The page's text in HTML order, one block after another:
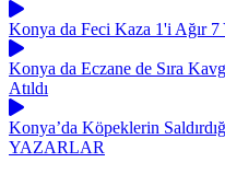
Konya da Feci Kaza 1'i Ağır 7
Konya da Eczane de Sıra
Atıldı
Konya’da Köpeklerin
YAZARLAR